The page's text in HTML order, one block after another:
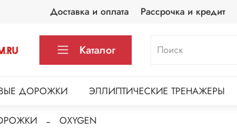
Доставка и оплата Рассрочка и кредит
Каталог
ДОРОЖКИ ЭЛЛИПТИЧЕСКИЕ ТРЕНАЖЕРЫ
OXYGEN